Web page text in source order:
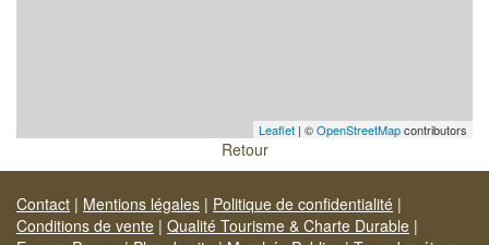
Leaflet | ©OpenStreetMapcontributors
Retour
Contact | Mentions légales | Politique de confidentialité |
Conditions de vente | Qualité Tourisme & Charte Durable |